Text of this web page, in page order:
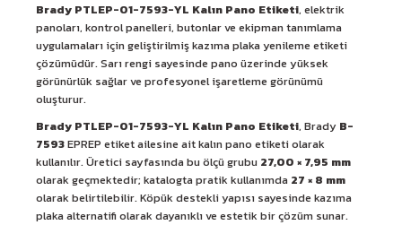
Brady PTLEP-01-7593-YL Kalın Pano Etiketi, elektrik
panoları, kontrol panelleri, butonlar ve ekipman tanımlama
uygulamaları için geliştirilmiş kazıma plaka yenileme etiketi
çözümüdür. Sarı rengi sayesinde pano üzerinde yüksek
görünürlük sağlar ve profesyonel işaretleme görünümü
oluşturur.
Brady PTLEP-01-7593-YL Kalın Pano Etiketi, Brady B-
7593EPREP etiket ailesine ait kalın pano etiketi olarak
kullanılır. Üretici sayfasında bu ölçü grubu 27,00 × 7,95 mm
olarak geçmektedir; katalogta pratik kullanımda 27 × 8 mm
olarak belirtilebilir. Köpük destekli yapısı sayesinde kazıma
plaka alternatifi olarak dayanıklı ve estetik bir çözüm sunar.